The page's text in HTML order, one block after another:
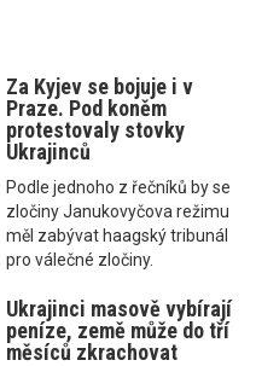
Za Kyjev se bojuje i v
Praze. Pod koněm
protestovaly stovky
Ukrajinců
Podle jednoho z řečníků by se
zločiny Janukovyčova režimu
měl zabývat haagský tribunál
pro válečné zločiny.
Ukrajinci masově vybírají
peníze, země může do tří
měsíců zkrachovat